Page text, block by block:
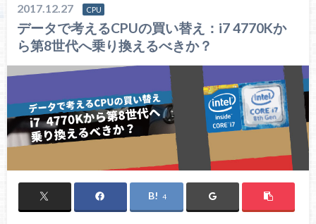
2017.12.27 CPU
データで考えるCPUの買い替え：i7 4770Kか
ら第8世代へ乗り換えるべきか？
4